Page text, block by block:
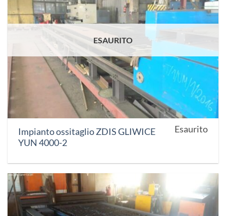
ESAURITO
Impianto ossitaglio ZDIS GLIWICE
YUN 4000-2
Esaurito